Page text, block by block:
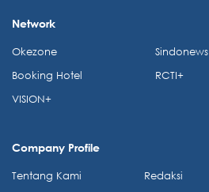
Network
Okezone
Booking Hotel
VISION+
Sindonews
RCTI+
Company Profile
Tentang Kami
Redaksi